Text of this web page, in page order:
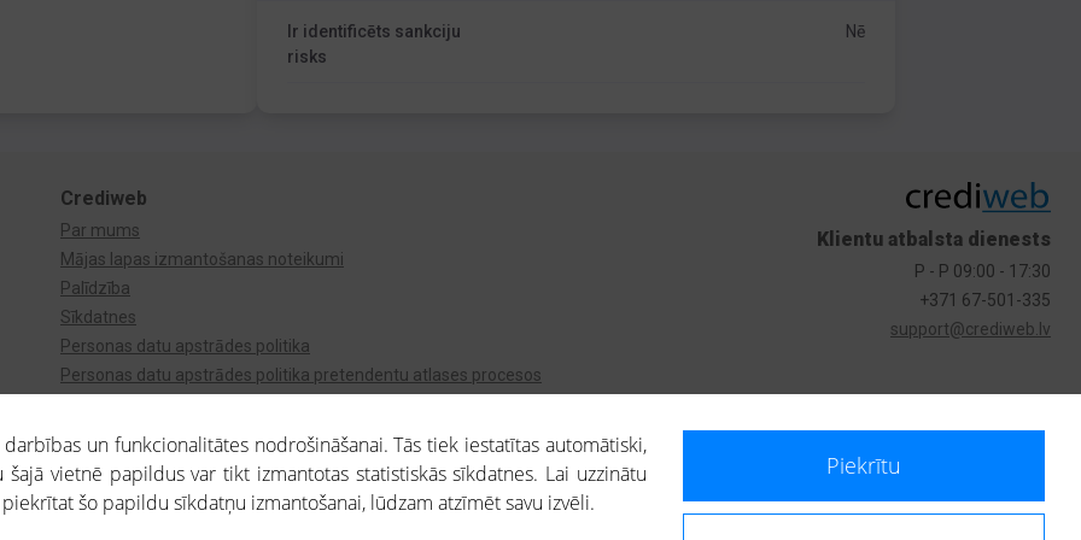
Ir identificēts sankciju
risks
Nē
Crediweb
Par mums
Mājas lapas izmantošanas noteikumi
Palīdzība
Sīkdatnes
Personas datu apstrādes politika
Personas datu apstrādes politika pretendentu atlases procesos
Klientu atbalsta dienests
P - P 09:00 - 17:30
+371 67-501-335
support@crediweb.lv
un funkcionalitātes nodrošināšanai. Tās tiek iestatītas automātiski,
vietnē papildus var tikt izmantotas statistiskās sīkdatnes. Lai uzzinātu
piekrītat šo papildu sīkdatņu izmantošanai, lūdzam atzīmēt savu izvēli.
Piekrītu